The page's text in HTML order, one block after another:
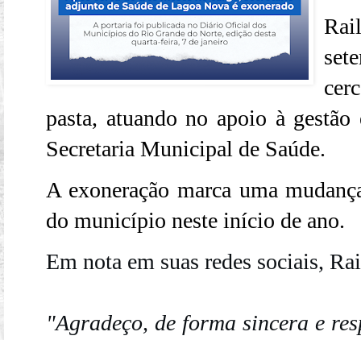
pasta, atuando no apoio à
Secretaria Municipal de Saúde.
A exoneração marca uma
do município neste início de ano.
Em nota em suas redes sociais,
"Agradeço, de forma sincera e